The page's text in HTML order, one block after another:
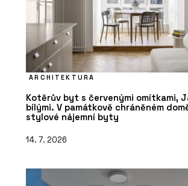
ARCHITEKTURA
Kotěrův byt s červenými omítkami,
bílými. V památkově chráněném
stylové nájemní byty
14. 7. 2026